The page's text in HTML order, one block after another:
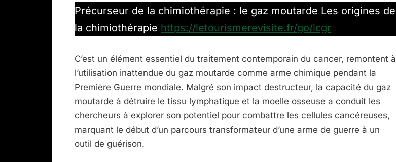
:
le
gaz
Précurseur de la chimiothérapie : le gaz moutarde Les origines de
la chimiothérapie https://letourismerevisite.fr/go/lcgr
C’est un élément essentiel du traitement contemporain du cancer, remontent à
l’utilisation inattendue du gaz moutarde comme arme chimique pendant la
Première Guerre mondiale. Malgré son impact destructeur, la capacité du gaz
moutarde à détruire le tissu lymphatique et la moelle osseuse a conduit les
chercheurs à explorer son potentiel pour combattre les cellules cancéreuses,
marquant le début d’un parcours transformateur d’une arme de guerre à un
outil de guérison.